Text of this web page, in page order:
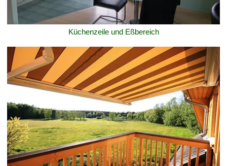
Küchenzeile und Eßbereich